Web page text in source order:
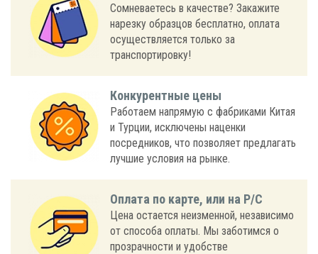
Сомневаетесь в качестве? Закажите
нарезку образцов бесплатно, оплата
осуществляется только за
транспортировку!
Конкурентные цены
Работаем напрямую с фабриками Китая
и Турции, исключены наценки
посредников, что позволяет предлагать
лучшие условия на рынке.
Оплата по карте, или на Р/С
Цена остается неизменной, независимо
от способа оплаты. Мы заботимся о
прозрачности и удобстве